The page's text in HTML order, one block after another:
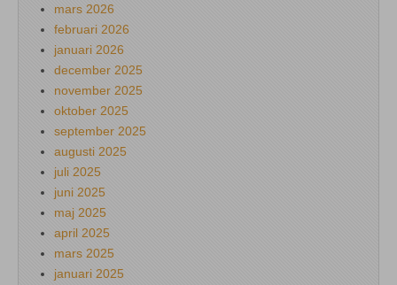
mars 2026
februari 2026
januari 2026
december 2025
november 2025
oktober 2025
september 2025
augusti 2025
juli 2025
juni 2025
maj 2025
april 2025
mars 2025
januari 2025